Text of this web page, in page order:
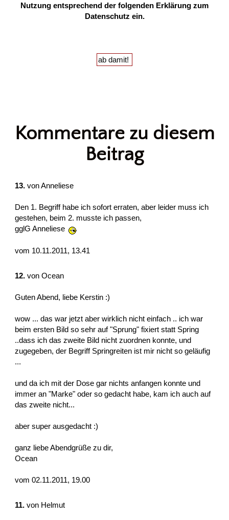
Nutzung entsprechend der folgenden Erklärung zum
Datenschutz ein.
Kommentare zu diesem
Beitrag
13. vonAnneliese
Den 1. Begriff habe ich sofort erraten, aber leider muss ich
gestehen, beim 2. musste ich passen,
gglG Anneliese
vom 10.11.2011, 13.41
12. von Ocean
Guten Abend, liebe Kerstin :)
wow ... das war jetzt aber wirklich nicht einfach .. ich war
beim ersten Bild so sehr auf "Sprung" fixiert statt Spring
..dass ich das zweite Bild nicht zuordnen konnte, und
zugegeben, der Begriff Springreiten ist mir nicht so geläufig
...
und da ich mit der Dose gar nichts anfangen konnte und
immer an "Marke" oder so gedacht habe, kam ich auch auf
das zweite nicht...
aber super ausgedacht :)
ganz liebe Abendgrüße zu dir,
Ocean
vom 02.11.2011, 19.00
11. von Helmut